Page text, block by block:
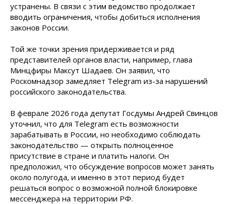
устранены. В связи с этим ведомство продолжает
вводить ограничения, чтобы добиться исполнения
законов России.
Той же точки зрения придерживается и ряд
представителей органов власти, например, глава
Минцфиры Максут Шадаев. Он заявил, что
Роскомнадзор замедляет Telegram из-за нарушений
российского законодательства.
В феврале 2026 года депутат Госдумы Андрей Свинцов
уточнил, что для Telegram есть возможности
зарабатывать в России, но необходимо соблюдать
законодательство — открыть полноценное
присутствие в стране и платить налоги. Он
предположил, что обсуждение вопросов может занять
около полугода, и именно в этот период будет
решаться вопрос о возможной полной блокировке
мессенджера на территории РФ.